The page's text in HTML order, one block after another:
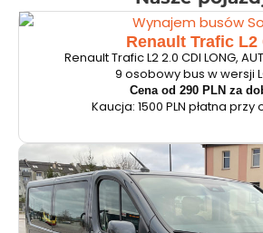
Renault Trafic L2
Renault Trafic L2 2.0 CDI LONG,
9 osobowy bus w wersji
Cena od 290 PLN za
Kaucja: 1500 PLN płatna